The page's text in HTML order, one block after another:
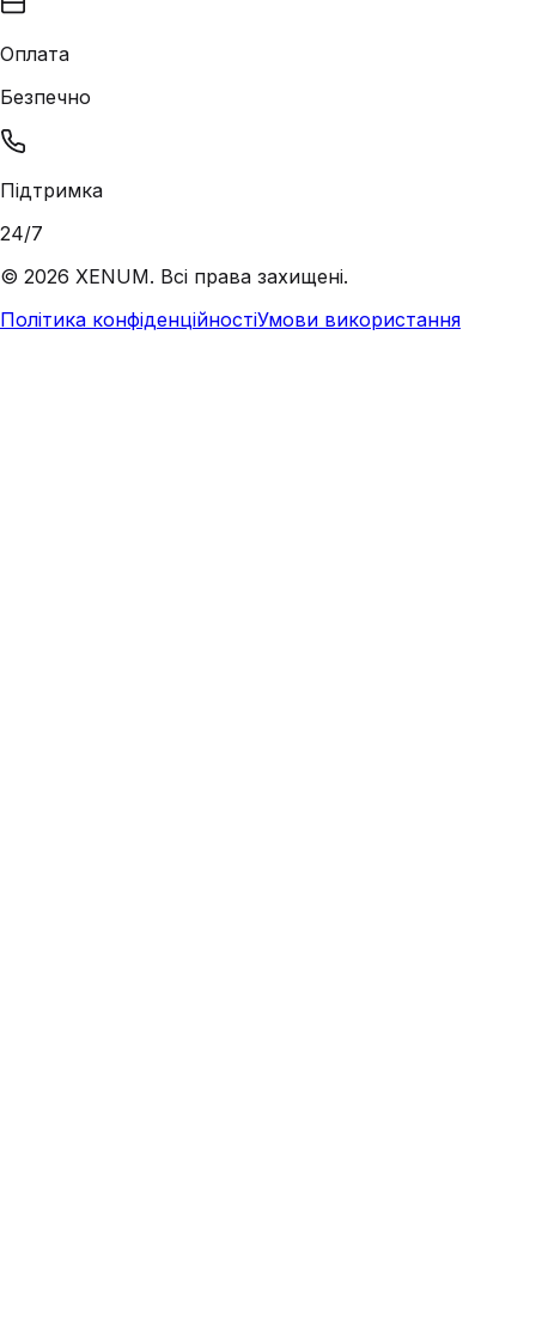
Оплата
Безпечно
Підтримка
24/7
© 2026 XENUM. Всі права захищені.
Політика конфіденційностіУмови використання